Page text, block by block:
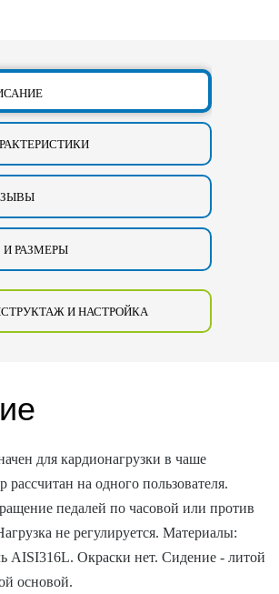
И РАЗМЕРЫ
И НАСТРОЙКА
для кардионагрузки в чаше
рассчитан на одного пользователя.
педалей по часовой или против
не регулируется. Материалы:
AISI316L. Окраски нет. Сидение - литой
основой.